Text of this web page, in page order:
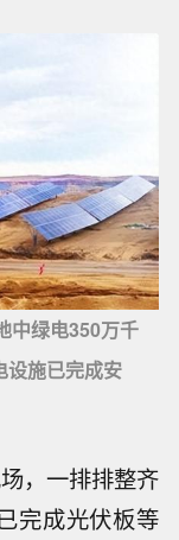
绿电350万千
设施已完成安
，一排排整齐
完成光伏板等